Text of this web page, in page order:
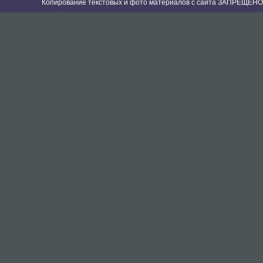
Копирование текстовых и фото материалов с сайта